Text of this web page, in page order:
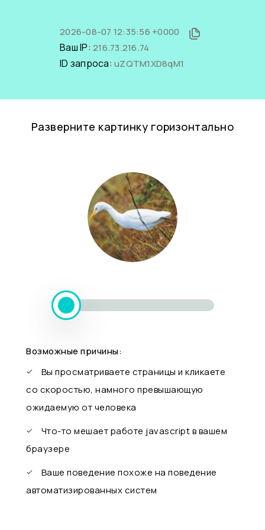
2026-08-07 12:35:56 +0000
Ваш IP: 216.73.216.74
ID запроса: uZQTM1XD8qM1
Разверните картинку горизонтально
Возможные причины:
Вы просматриваете страницы и кликаете
со скоростью, намного превышающую
ожидаемую от человека
Что-то мешает работе javascript в вашем
браузере
Ваше поведение похоже на поведение
автоматизированных систем